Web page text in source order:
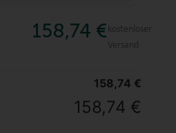
158,74 €
kostenloser
Versand
158,74 €
158,74 €